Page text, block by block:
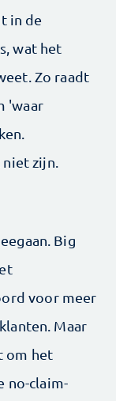
in de
wat het
Zo raadt
'waar
zijn.
Big
voor meer
Maar
om het
no-claim-